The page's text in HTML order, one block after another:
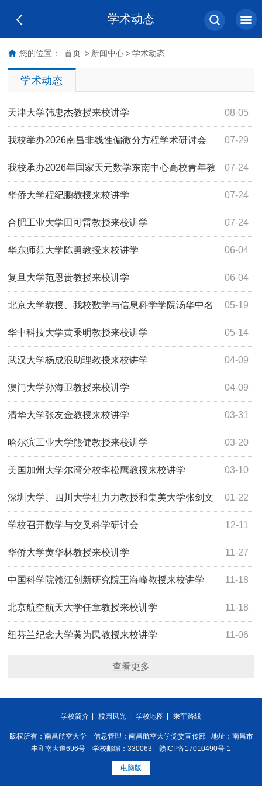
学术动态
您的位置： 首页 > 新闻中心 > 学术动态
学术动态
08-05
天津大学韩忠杰教授来校讲学
07-29
我校举办2026南昌非线性偏微分方程学术研讨会
07-24
我校承办2026年国家天元数学东南中心高校青年教
师暑期培训班 07-24
华侨大学程纪鹏教授来校讲学
07-24
合肥工业大学田可雷教授来校讲学
06-04
华东师范大学陈勇教授来校讲学
06-04
复旦大学范恩贵教授来校讲学
05-19
北京大学教授、我校数学与信息科学学院汤华中名
誉院长来校讲学 05-14
华中科技大学黄乘明教授来校讲学
04-09
武汉大学杨成浪助理教授来校讲学
04-09
澳门大学孙海卫教授来校讲学
03-31
清华大学张友金教授来校讲学
03-20
哈尔滨工业大学熊健教授来校讲学
03-10
美国加州大学尔湾分校李松鹰教授来校讲学
01-22
深圳大学、四川大学杜力力教授和集美大学张剑文
教授来校讲学 12-11
学校召开数学与交叉科学研讨会
11-27
华侨大学黄华林教授来校讲学
11-18
中国科学院赣江创新研究院王海峰教授来校讲学
11-18
北京航空航天大学任章教授来校讲学
11-06
纽芬兰纪念大学黄为民教授来校讲学
查看更多
学校简介 校园风光 学校地图 乘车路线
版权所有：南昌航空大学 信息管理：南昌航空大学党委宣传部 地址：南昌市
丰和南大道696号 学校邮编：330063 赣ICP备17010490号-1
电脑版